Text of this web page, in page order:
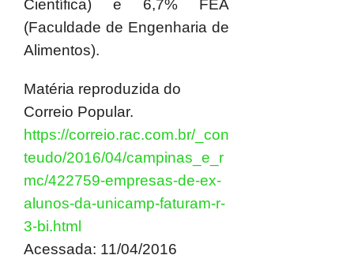
Científica) e 6,7% FEA
(Faculdade de Engenharia de
Alimentos).
Matéria reproduzida do
Correio Popular.
https://correio.rac.com.br/_con
teudo/2016/04/campinas_e_r
mc/422759-empresas-de-ex-
alunos-da-unicamp-faturam-r-
3-bi.html
Acessada: 11/04/2016